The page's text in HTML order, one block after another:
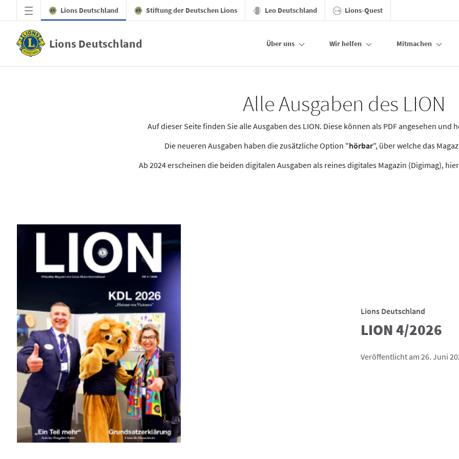
Zum Hauptinhalt springen
Lions Deutschland Stiftung der Deutschen Lions Leo Deutschland Lions-Quest
Lions Deutschland Über uns Wir helfen Mitmachen
Alle Ausgaben des LION
Auf dieser Seite finden Sie alle Ausgaben des LION. Diese können als PDF angesehen und
Die neueren Ausgaben haben die zusätzliche Option "hörbar", über welche das
Ab 2024 erscheinen die beiden digitalen Ausgaben als reines digitales Magazin (Digimag),
Lions Deutschland
LION 4/2026
Veröffentlicht am 26. Juni